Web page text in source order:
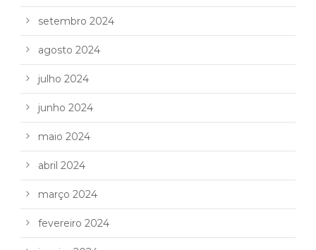
setembro 2024
agosto 2024
julho 2024
junho 2024
maio 2024
abril 2024
março 2024
fevereiro 2024